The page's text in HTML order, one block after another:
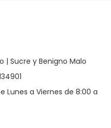
| Sucre y Benigno Malo
Lunes a Viernes de 8:00 a